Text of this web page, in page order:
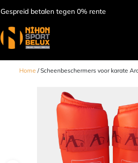
Gespreid betalen tegen 0% rente
Home / Scheenbeschermers voor karate